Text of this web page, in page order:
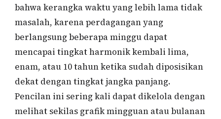
bahwa kerangka waktu yang lebih lama tidak
masalah, karena perdagangan yang
berlangsung beberapa minggu dapat
mencapai tingkat harmonik kembali lima,
enam, atau 10 tahun ketika sudah diposisikan
dekat dengan tingkat jangka panjang.
Pencilan ini sering kali dapat dikelola dengan
melihat sekilas grafik mingguan atau bulanan